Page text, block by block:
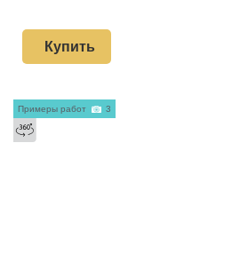
Купить
Примеры работ 3